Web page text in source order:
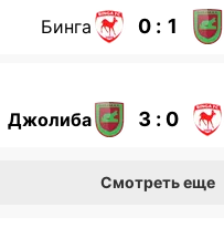
Бинга 0 : 1
Джолиба 3 : 0
Смотреть еще